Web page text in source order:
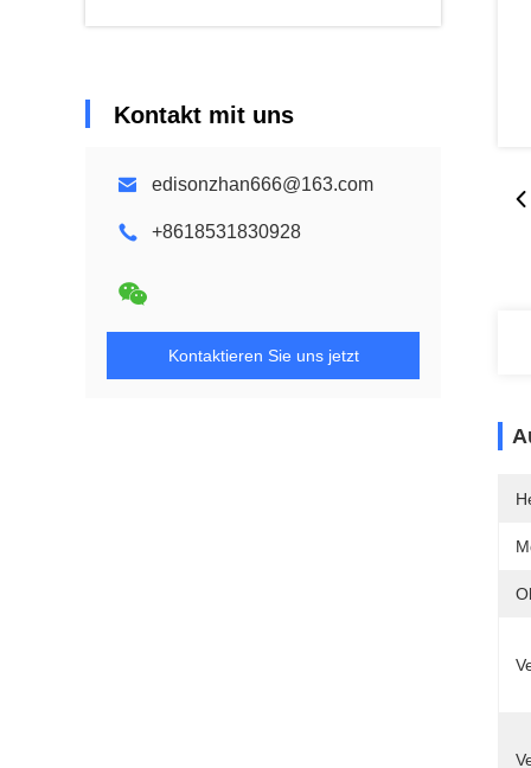
Kontakt mit uns
edisonzhan666@163.com
+8618531830928
Kontaktieren Sie uns jetzt